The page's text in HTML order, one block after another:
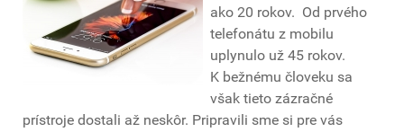
ako 20 rokov. Od prvého
telefonátu z mobilu
uplynulo už 45 rokov.
K bežnému človeku sa
však tieto zázračné
prístroje dostali až neskôr. Pripravili sme si pre vás